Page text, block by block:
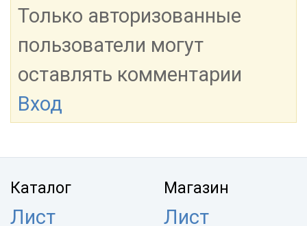
Только авторизованные
пользователи могут
оставлять комментарии
Вход
Каталог
Лист
Магазин
Лист